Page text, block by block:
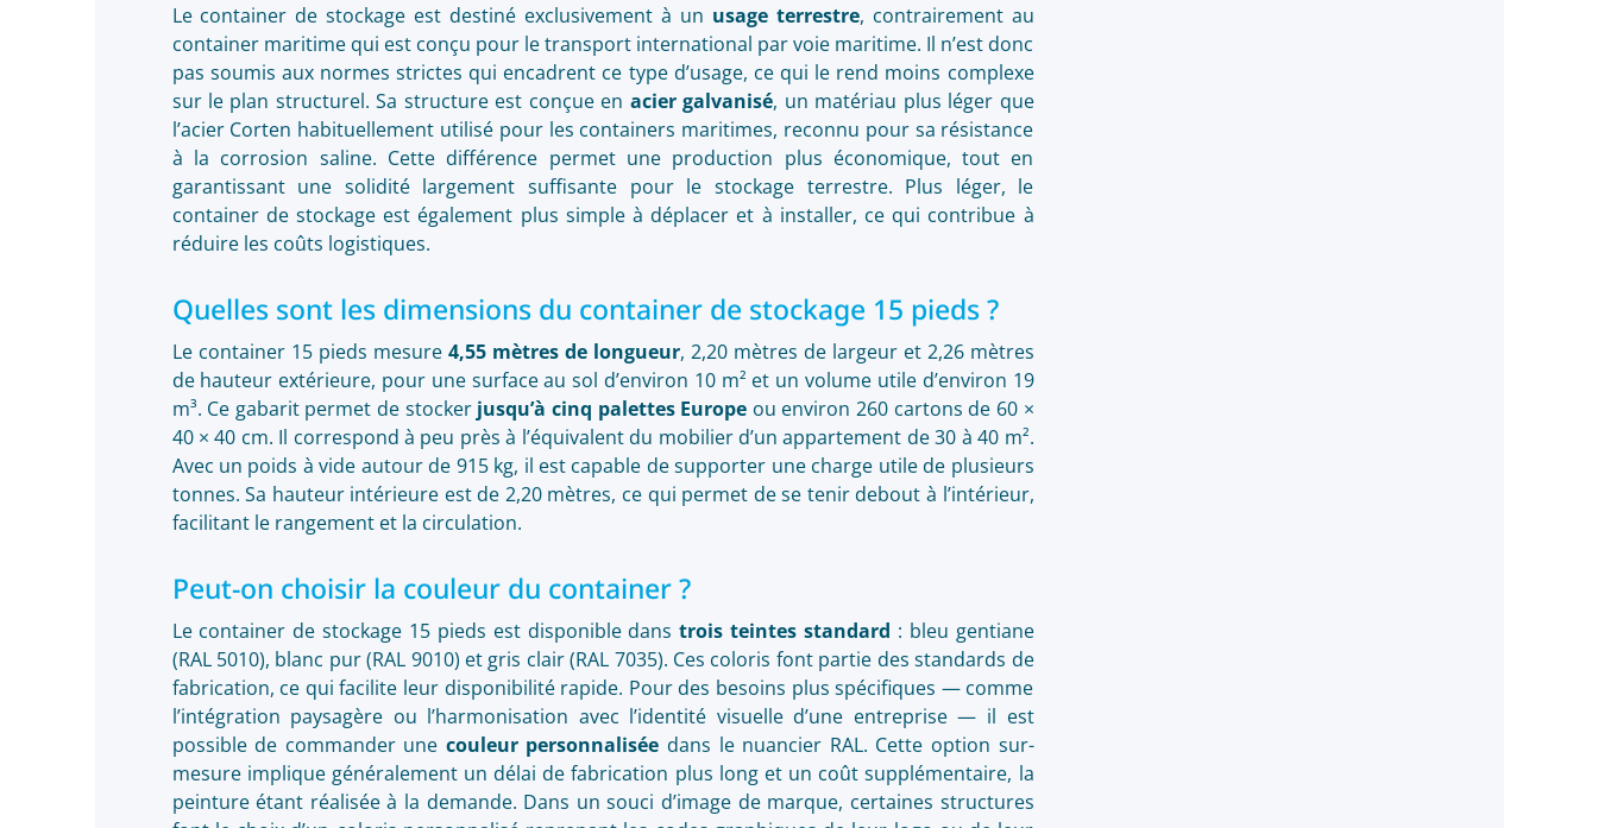
Le container de stockage est destiné exclusivement à un usage terrestre, contrairement au
container maritime qui est conçu pour le transport international par voie maritime. Il n’est donc
pas soumis aux normes strictes qui encadrent ce type d’usage, ce qui le rend moins complexe
sur le plan structurel. Sa structure est conçue en acier galvanisé, un matériau plus léger que
l’acier Corten habituellement utilisé pour les containers maritimes, reconnu pour sa résistance
à la corrosion saline. Cette différence permet une production plus économique, tout en
garantissant une solidité largement suffisante pour le stockage terrestre. Plus léger, le
container de stockage est également plus simple à déplacer et à installer, ce qui contribue à
réduire les coûts logistiques.
Quelles sont les dimensions du container de stockage 15 pieds ?
Le container 15 pieds mesure 4,55 mètres de longueur, 2,20 mètres de largeur et 2,26 mètres
de hauteur extérieure, pour une surface au sol d’environ 10 m² et un volume utile d’environ 19
m³. Ce gabarit permet de stocker jusqu’à cinq palettes Europe ou environ 260 cartons de 60 ×
40 × 40 cm. Il correspond à peu près à l’équivalent du mobilier d’un appartement de 30 à 40 m².
Avec un poids à vide autour de 915 kg, il est capable de supporter une charge utile de plusieurs
tonnes. Sa hauteur intérieure est de 2,20 mètres, ce qui permet de se tenir debout à l’intérieur,
facilitant le rangement et la circulation.
Peut-on choisir la couleur du container ?
Le container de stockage 15 pieds est disponible danstrois teintes standard : bleu gentiane
(RAL 5010), blanc pur (RAL 9010) et gris clair (RAL 7035). Ces coloris font partie des standards de
fabrication, ce qui facilite leur disponibilité rapide. Pour des besoins plus spécifiques — comme
l’intégration paysagère ou l’harmonisation avec l’identité visuelle d’une entreprise — il est
possible de commander une couleur personnalisée dans le nuancier RAL. Cette option sur-
mesure implique généralement un délai de fabrication plus long et un coût supplémentaire, la
peinture étant réalisée à la demande. Dans un souci d’image de marque, certaines structures